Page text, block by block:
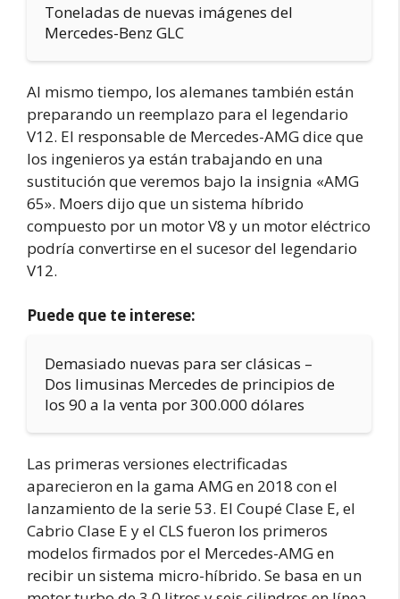
Toneladas de nuevas imágenes del
Mercedes-Benz GLC
Al mismo tiempo, los alemanes también están
preparando un reemplazo para el legendario
V12. El responsable de Mercedes-AMG dice que
los ingenieros ya están trabajando en una
sustitución que veremos bajo la insignia «AMG
65». Moers dijo que un sistema híbrido
compuesto por un motor V8 y un motor eléctrico
podría convertirse en el sucesor del legendario
V12.
Puede que te interese:
Demasiado nuevas para ser clásicas –
Dos limusinas Mercedes de principios de
los 90 a la venta por 300.000 dólares
Las primeras versiones electrificadas
aparecieron en la gama AMG en 2018 con el
lanzamiento de la serie 53. El Coupé Clase E, el
Cabrio Clase E y el CLS fueron los primeros
modelos firmados por el Mercedes-AMG en
recibir un sistema micro-híbrido. Se basa en un